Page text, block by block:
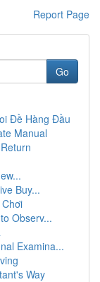
Report Page
Go
Đề Hàng Đầu
Manual
Buy...
Observ...
Examina...
Way